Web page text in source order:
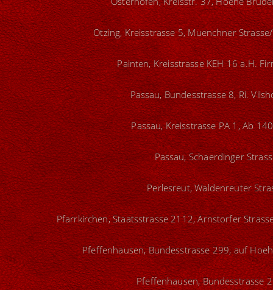
Otzing, Kreisstrasse 5, Muenchner
Painten, Kreisstrasse KEH 16 a.H.
Passau, Bundesstrasse 8, Ri.
Passau, Kreisstrasse PA 1, Ab
Passau, Schaerdinger
Perlesreut, Waldenreuter
Pfarrkirchen, Staatsstrasse 2112, Arnstorfer
Pfeffenhausen, Bundesstrasse 299, auf
Pfeffenhausen, Bundesstrasse